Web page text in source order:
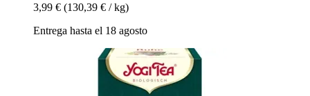
3,99 € (130,39 € / kg)
Entrega hasta el 18 agosto